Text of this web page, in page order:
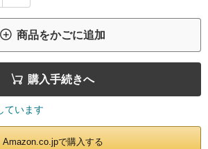
 商品をかごに追加
 購入手続きへ
ています
Amazon.co.jpで購入する